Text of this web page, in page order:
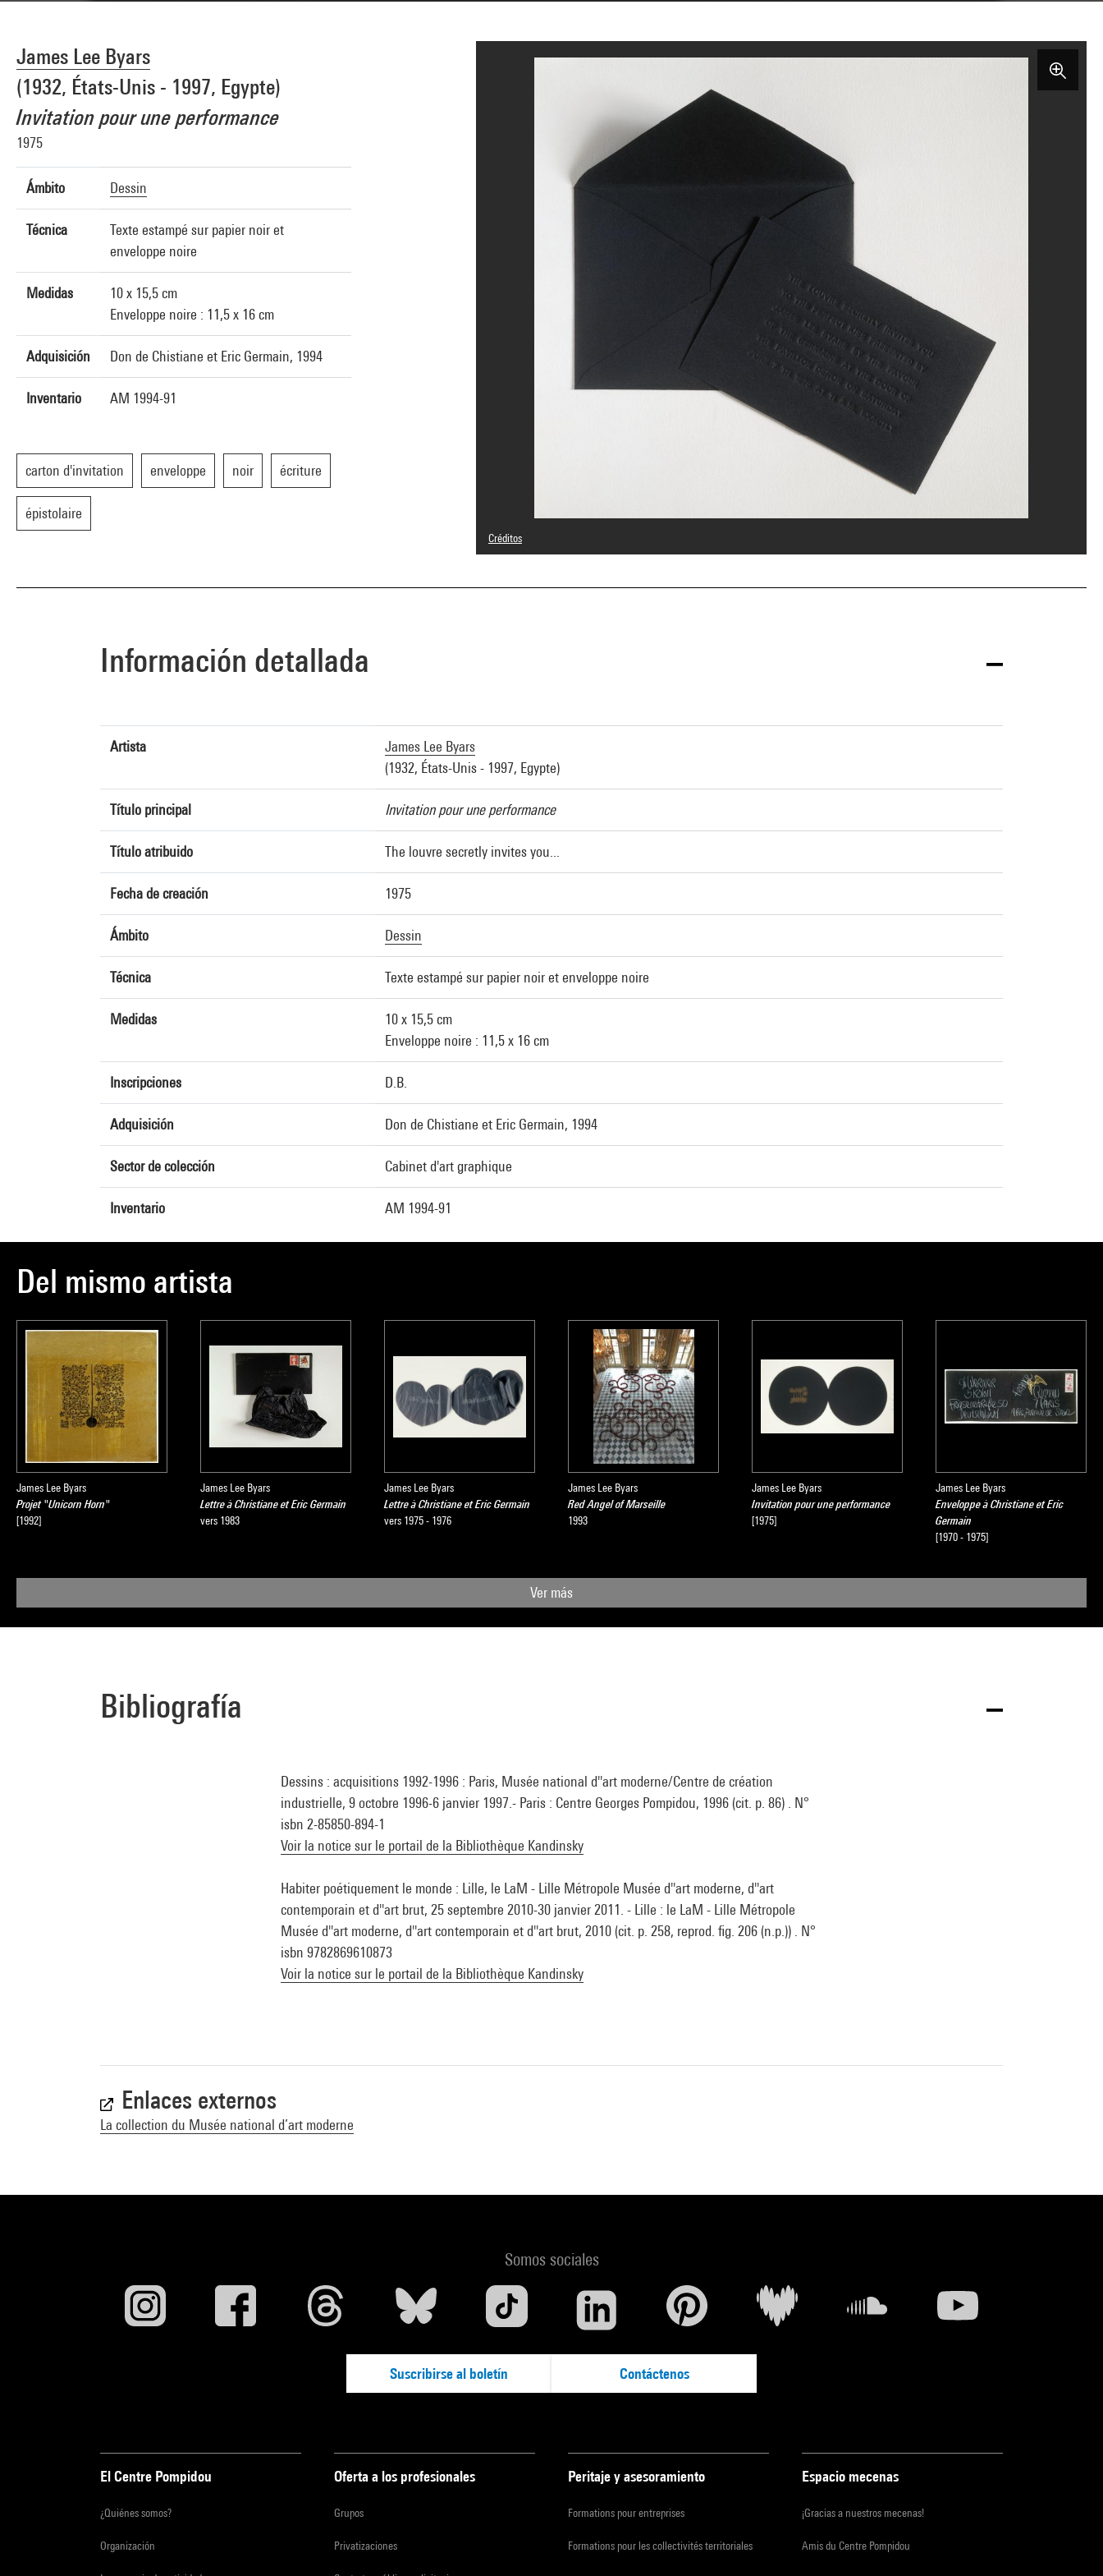
James Lee Byars
(1932, États-Unis - 1997, Egypte)
Invitation pour une performance
1975
Ámbito Dessin
Técnica
Texte estampé sur papier noir et
enveloppe noire
Medidas
10 x 15,5 cm
Enveloppe noire : 11,5 x 16 cm
Adquisición Don de Chistiane et Eric Germain, 1994
Inventario AM 1994-91
carton d'invitation enveloppe noir écriture
épistolaire
Créditos
© The Estate of the Artist, Courtesy Galerie Michael Werner, Cologne et New York
Referencia de la imagen : 4R11662 [1994 CX 0265]
Información detallada
Artista
James Lee Byars
(1932, États-Unis - 1997, Egypte)
Título principal Invitation pour une performance
Título atribuido The louvre secretly invites you...
Fecha de creación 1975
Ámbito Dessin
Técnica Texte estampé sur papier noir et enveloppe noire
Medidas
10 x 15,5 cm
Enveloppe noire : 11,5 x 16 cm
Inscripciones D.B.
Adquisición Don de Chistiane et Eric Germain, 1994
Sector de colección Cabinet d'art graphique
Inventario AM 1994-91
Del mismo artista
James Lee Byars
Projet "Unicorn Horn"
[1992]
James Lee Byars
Lettre à Christiane et Eric Germain
vers 1983
James Lee Byars
Lettre à Christiane et Eric Germain
vers 1975 - 1976
James Lee Byars
Red Angel of Marseille
1993
James Lee Byars
Invitation pour une performance
[1975]
James Lee Byars
Enveloppe à Christiane et Eric
Germain
[1970 - 1975]
Ver más
Bibliografía
Dessins : acquisitions 1992-1996 : Paris, Musée national d''art moderne/Centre de création
industrielle, 9 octobre 1996-6 janvier 1997.- Paris : Centre Georges Pompidou, 1996 (cit. p. 86) . N°
isbn 2-85850-894-1
Voir la notice sur le portail de la Bibliothèque Kandinsky
Habiter poétiquement le monde : Lille, le LaM - Lille Métropole Musée d''art moderne, d''art
contemporain et d''art brut, 25 septembre 2010-30 janvier 2011. - Lille : le LaM - Lille Métropole
Musée d''art moderne, d''art contemporain et d''art brut, 2010 (cit. p. 258, reprod. fig. 206 (n.p.)) . N°
isbn 9782869610873
Voir la notice sur le portail de la Bibliothèque Kandinsky
Enlaces externos
La collection du Musée national d’art moderne
Somos sociales
Suscribirse al boletín Contáctenos
El Centre Pompidou
¿Quiénes somos?
Organización
Oferta a los profesionales
Grupos
Privatizaciones
Peritaje y asesoramiento
Formations pour entreprises
Formations pour les collectivités territoriales
Espacio mecenas
¡Gracias a nuestros mecenas!
Amis du Centre Pompidou